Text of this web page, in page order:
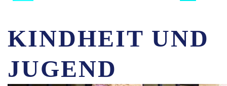
KINDHEIT UND
JUGEND